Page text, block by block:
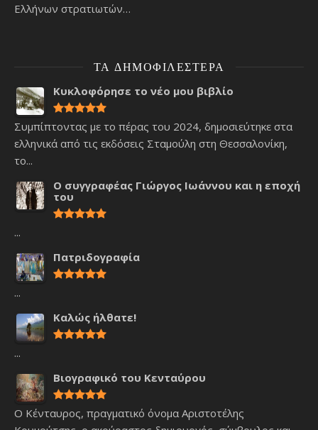
Ελλήνων στρατιωτών…
ΤΑ ΔΗΜΟΦΙΛΈΣΤΕΡΑ
Κυκλοφόρησε το νέο μου βιβλίο
Συμπίπτοντας με το πέρας του 2024, δημοσιεύτηκε στα
ελληνικά από τις εκδόσεις Σταμούλη στη Θεσσαλονίκη,
το...
Ο συγγραφέας Γιώργος Ιωάννου και η εποχή
του
...
Πατριδογραφία
...
Καλώς ήλθατε!
...
Βιογραφικό του Κενταύρου
Ο Κένταυρος, πραγματικό όνομα Αριστοτέλης